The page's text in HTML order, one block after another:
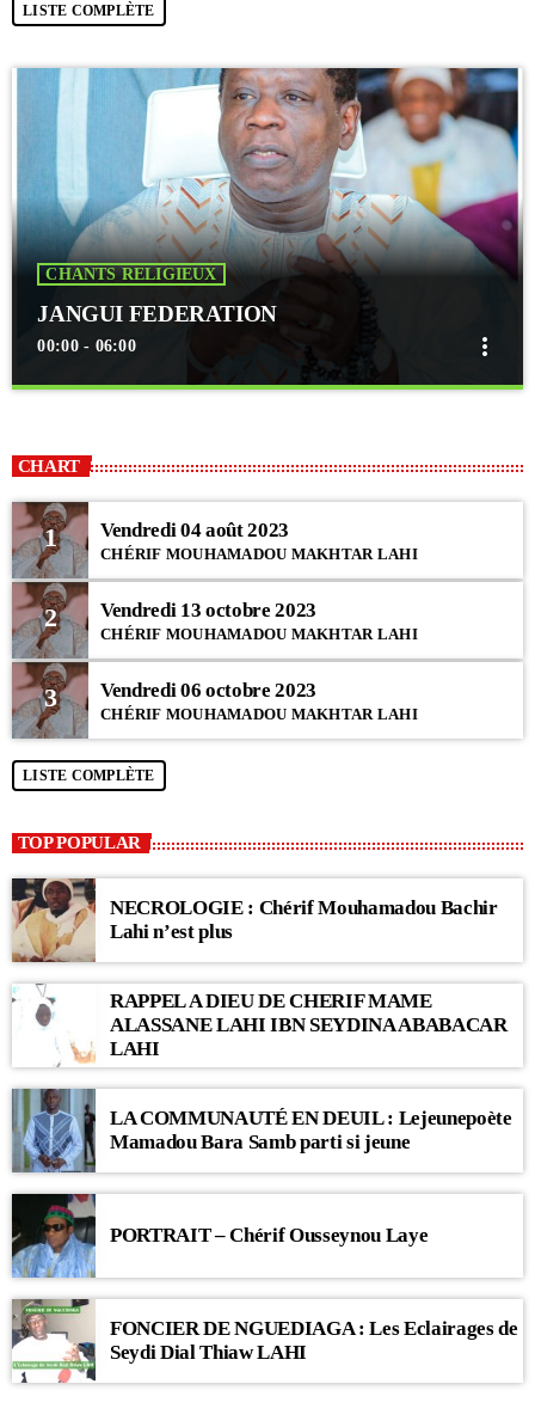
LISTE COMPLÈTE
CHANTS RELIGIEUX
JANGUI FEDERATION
00:00 - 06:00 more_vert
Chaque nuit du samedi au dimanche, les dahiras se mobilisent lors des
chants religieux organisés par la Fédération des Dahiras...
CHART
1 Vendredi 04 août 2023
CHÉRIF MOUHAMADOU MAKHTAR LAHI
2 Vendredi 13 octobre 2023
CHÉRIF MOUHAMADOU MAKHTAR LAHI
3 Vendredi 06 octobre 2023
CHÉRIF MOUHAMADOU MAKHTAR LAHI
LISTE COMPLÈTE
TOP POPULAR
NECROLOGIE : Chérif Mouhamadou Bachir
Lahi n’est plus
RAPPEL A DIEU DE CHERIF MAME
ALASSANE LAHI IBN SEYDINA ABABACAR
LAHI
LA COMMUNAUTÉ EN DEUIL : Lejeunepoète
Mamadou Bara Samb parti si jeune
PORTRAIT – Chérif Ousseynou Laye
FONCIER DE NGUEDIAGA : Les Eclairages de
Seydi Dial Thiaw LAHI